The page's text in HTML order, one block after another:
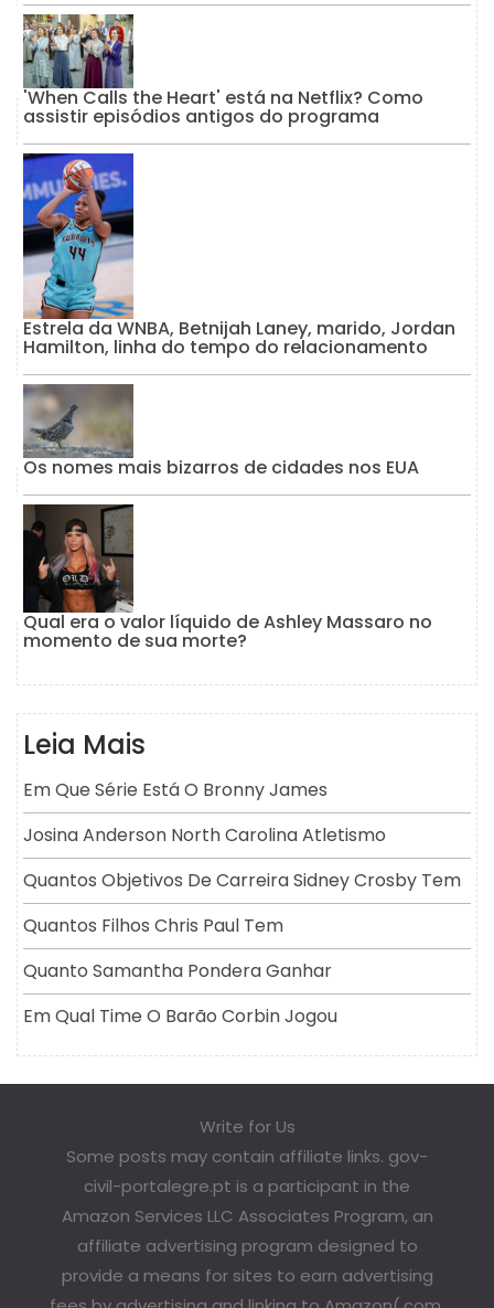
'When Calls the Heart' está na Netflix? Como
assistir episódios antigos do programa
Estrela da WNBA, Betnijah Laney, marido, Jordan
Hamilton, linha do tempo do relacionamento
Os nomes mais bizarros de cidades nos EUA
Qual era o valor líquido de Ashley Massaro no
momento de sua morte?
Leia Mais
Em Que Série Está O Bronny James
Josina Anderson North Carolina Atletismo
Quantos Objetivos De Carreira Sidney Crosby Tem
Quantos Filhos Chris Paul Tem
Quanto Samantha Pondera Ganhar
Em Qual Time O Barão Corbin Jogou
Write for Us
Some posts may contain affiliate links. gov-
civil-portalegre.pt is a participant in the
Amazon Services LLC Associates Program, an
affiliate advertising program designed to
provide a means for sites to earn advertising